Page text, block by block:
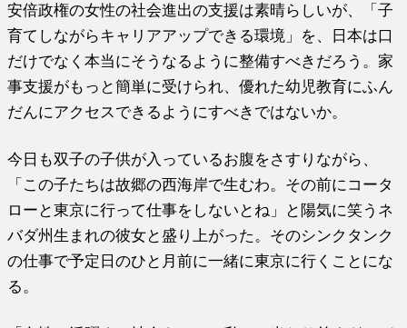
安倍政権の女性の社会進出の支援は素晴らしいが、「子
育てしながらキャリアアップできる環境」を、日本は口
だけでなく本当にそうなるように整備すべきだろう。家
事支援がもっと簡単に受けられ、優れた幼児教育にふん
だんにアクセスできるようにすべきではないか。
今日も双子の子供が入っているお腹をさすりながら、
「この子たちは故郷の西海岸で生むわ。その前にコータ
ローと東京に行って仕事をしないとね」と陽気に笑うネ
バダ州生まれの彼女と盛り上がった。そのシンクタンク
の仕事で予定日のひと月前に一緒に東京に行くことにな
る。